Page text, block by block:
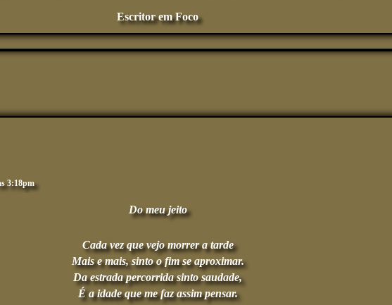
Escritor em Foco
3:18pm
Do meu jeito
Cada vez que vejo morrer a tarde
Mais e mais, sinto o fim se aproximar.
Da estrada percorrida sinto saudade,
É a idade que me faz assim pensar.